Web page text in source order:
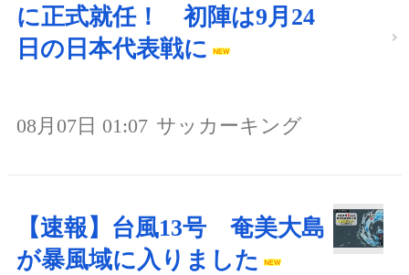
に正式就任！ 初陣は9月24
日の日本代表戦に
08月07日 01:07 サッカーキング
【速報】台風13号 奄美大島
が暴風域に入りました